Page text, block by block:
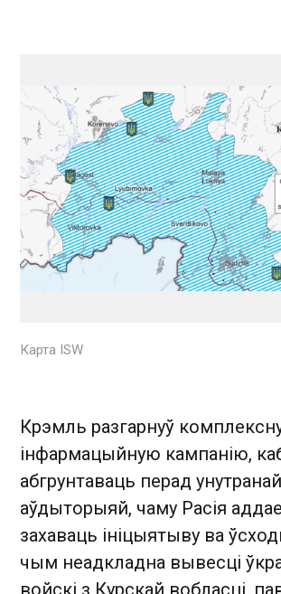
Карта ISW
Крэмль разгарнуў
інфармацыйную кампанію,
абгрунтаваць перад унутранай
аўдыторыяй, чаму Расія
захаваць ініцыятыву ва
чым неадкладна вывесці